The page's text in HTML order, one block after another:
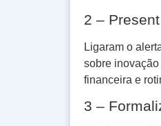
2 –
Ligaram o
sobre
financeira e
3 –